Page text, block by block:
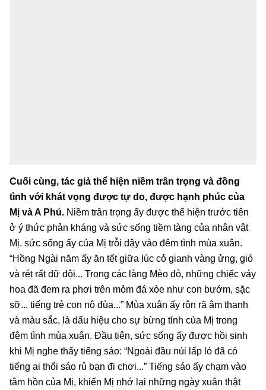
Cuối cùng, tác giả thể hiện niềm trân trọng và đồng
tình với khát vọng được tự do, được hạnh phúc của
Mị và A Phủ. Niềm trân trọng ấy được thể hiện trước tiên
ở ý thức phản kháng và sức sống tiềm tàng của nhân vật
Mị. sức sống ấy của Mị trỗi dậy vào đêm tình mùa xuân.
“Hồng Ngài năm ấy ăn tết giữa lúc cỏ gianh vàng ửng, gió
và rét rất dữ dội... Trong các làng Mèo đỏ, những chiếc váy
hoa đã đem ra phơi trên mỏm đá xòe như con bướm, sặc
sỡ... tiếng trẻ con nô đùa...” Mùa xuân ấy rộn rã âm thanh
và màu sắc, là dấu hiệu cho sự bừng tỉnh của Mị trong
đêm tình mùa xuân. Đầu tiên, sức sống ấy được hồi sinh
khi Mị nghe thấy tiếng sáo: “Ngoài đầu núi lấp ló đã có
tiếng ai thổi sáo rủ bạn đi chơi...” Tiếng sáo ấy chạm vào
tâm hồn của Mị, khiến Mị nhớ lại những ngày xuân thật